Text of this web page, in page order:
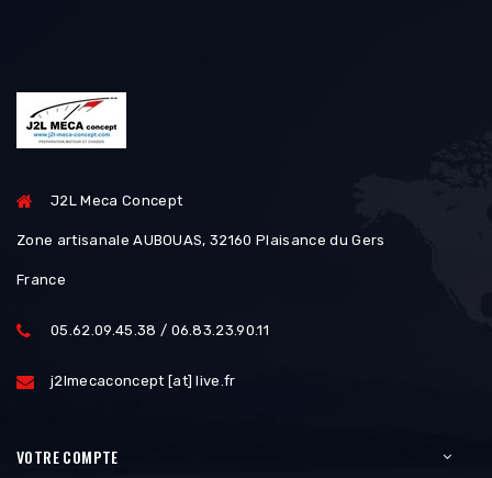
J2L Meca Concept
Zone artisanale AUBOUAS, 32160 Plaisance du Gers
France
05.62.09.45.38 / 06.83.23.90.11
j2lmecaconcept [at] live.fr
VOTRE COMPTE